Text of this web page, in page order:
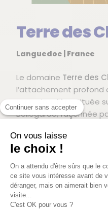
Continuer sans accepter
On vous laisse
le choix !
On a attendu d'être sûrs que le
ce site vous intéresse avant de
déranger, mais on aimerait bien
visite...
C'est OK pour vous ?
Terre des
Languedoc | France
Le domaine Terre des
l’attachement profond
terre singulière, située
Bellegarde, façonnée
pierre. Installée depuis
d’abord une activité
d’arboriculture.
En 1999, Jérôme
impulse un nouveau
hectares de vignes.
respectueuse du